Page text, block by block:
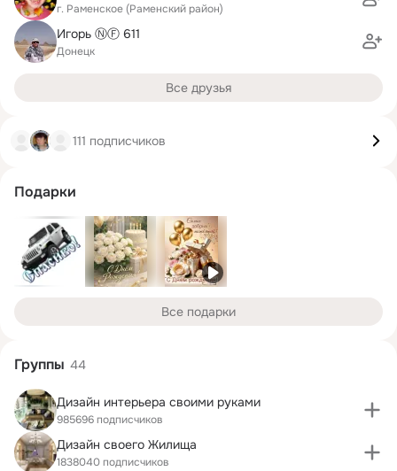
г. Раменское (Раменский район)
Игорь ⓃⒻ 611
Донецк
Все друзья
111 подписчиков
Подарки
Все подарки
Группы 44
Дизайн интерьера своими руками
985696 подписчиков
Дизайн своего Жилища
1838040 подписчиков